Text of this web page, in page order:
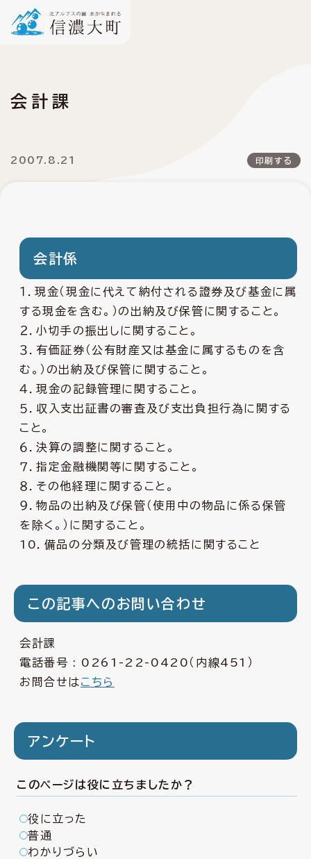
会計課
2007.8.21 印刷する
会計係
１．現金（現金に代えて納付される證券及び基金に属
する現金を含む。）の出納及び保管に関すること。
２．小切手の振出しに関すること。
３．有価証券（公有財産又は基金に属するものを含
む。）の出納及び保管に関すること。
４．現金の記録管理に関すること。
５．収入支出証書の審査及び支出負担行為に関する
こと。
６．決算の調整に関すること。
７．指定金融機関等に関すること。
８．その他経理に関すること。
９．物品の出納及び保管（使用中の物品に係る保管
を除く。）に関すること。
10．備品の分類及び管理の統括に関すること
この記事へのお問い合わせ
会計課
電話番号 : 0261-22-0420 （内線451）
お問合せはこちら
アンケート
このページは役に立ちましたか？
役に立った
普通
わかりづらい